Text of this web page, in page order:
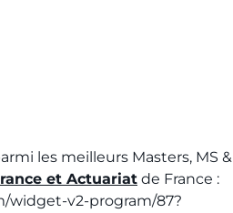
les meilleurs Masters, MS &
et Actuariat de France :
widget-v2-program/87?